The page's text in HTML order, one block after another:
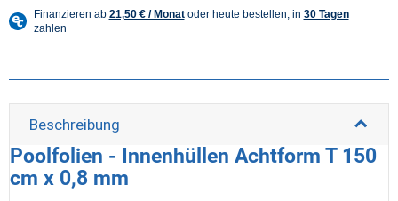
Beschreibung
Poolfolien - Innenhüllen Achtform T 150
cm x 0,8 mm